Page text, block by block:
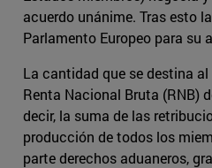
acuerdo unánime. Tras esto
Parlamento Europeo para su
La cantidad que se destina
Renta Nacional Bruta (RNB)
decir, la suma de las
producción de todos los
parte derechos aduaneros,